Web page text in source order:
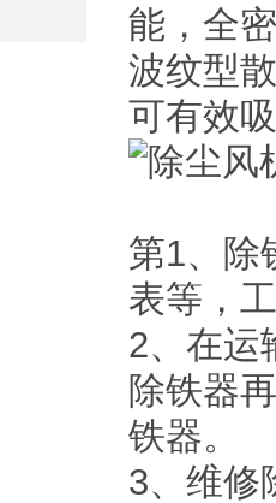
能，全
波纹型
可有效
第1、除
表等，
2、在运
除铁器
铁器。
3、维修